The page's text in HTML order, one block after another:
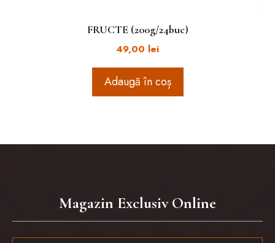
FRUCTE (200g/24buc)
49,00 lei
Adaugă în coș
Magazin Exclusiv Online